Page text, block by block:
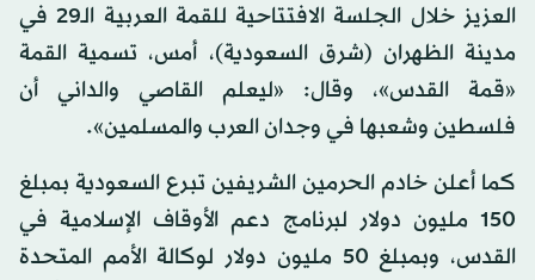
العزيز خلال الجلسة الافتتاحية للقمة العربية الـ29 في
مدينة الظهران (شرق السعودية)، أمس، تسمية القمة
«قمة القدس»، وقال: «ليعلم القاصي والداني أن
فلسطين وشعبها في وجدان العرب والمسلمين».
كما أعلن خادم الحرمين الشريفين تبرع السعودية بمبلغ
150 مليون دولار لبرنامج دعم الأوقاف الإسلامية في
القدس، وبمبلغ 50 مليون دولار لوكالة الأمم المتحدة